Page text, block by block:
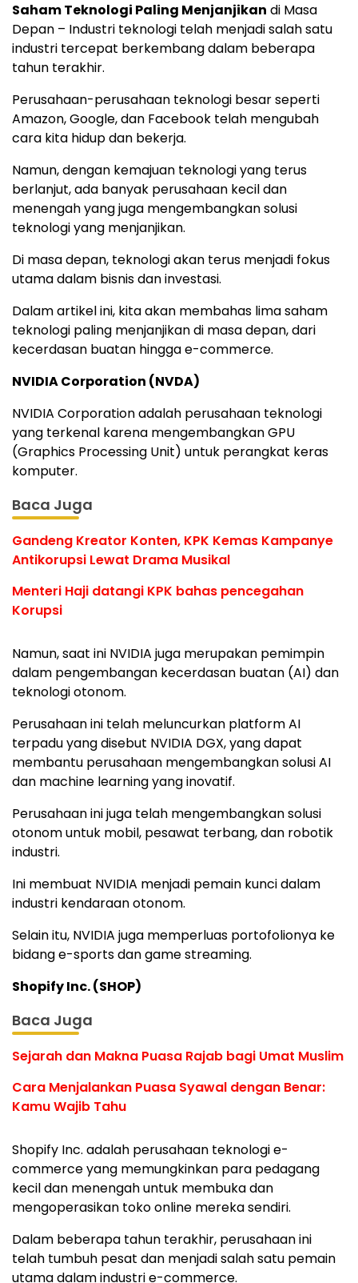
Saham Teknologi Paling Menjanjikan di Masa
Depan – Industri teknologi telah menjadi salah satu
industri tercepat berkembang dalam beberapa
tahun terakhir.
Perusahaan-perusahaan teknologi besar seperti
Amazon, Google, dan Facebook telah mengubah
cara kita hidup dan bekerja.
Namun, dengan kemajuan teknologi yang terus
berlanjut, ada banyak perusahaan kecil dan
menengah yang juga mengembangkan solusi
teknologi yang menjanjikan.
Di masa depan, teknologi akan terus menjadi fokus
utama dalam bisnis dan investasi.
Dalam artikel ini, kita akan membahas lima saham
teknologi paling menjanjikan di masa depan, dari
kecerdasan buatan hingga e-commerce.
NVIDIA Corporation (NVDA)
NVIDIA Corporation adalah perusahaan teknologi
yang terkenal karena mengembangkan GPU
(Graphics Processing Unit) untuk perangkat keras
komputer.
Baca Juga
Gandeng Kreator Konten, KPK Kemas Kampanye
Antikorupsi Lewat Drama Musikal
Menteri Haji datangi KPK bahas pencegahan
Korupsi
Namun, saat ini NVIDIA juga merupakan pemimpin
dalam pengembangan kecerdasan buatan (AI) dan
teknologi otonom.
Perusahaan ini telah meluncurkan platform AI
terpadu yang disebut NVIDIA DGX, yang dapat
membantu perusahaan mengembangkan solusi AI
dan machine learning yang inovatif.
Perusahaan ini juga telah mengembangkan solusi
otonom untuk mobil, pesawat terbang, dan robotik
industri.
Ini membuat NVIDIA menjadi pemain kunci dalam
industri kendaraan otonom.
Selain itu, NVIDIA juga memperluas portofolionya ke
bidang e-sports dan game streaming.
Shopify Inc. (SHOP)
Baca Juga
Sejarah dan Makna Puasa Rajab bagi Umat Muslim
Cara Menjalankan Puasa Syawal dengan Benar:
Kamu Wajib Tahu
Shopify Inc. adalah perusahaan teknologi e-
commerce yang memungkinkan para pedagang
kecil dan menengah untuk membuka dan
mengoperasikan toko online mereka sendiri.
Dalam beberapa tahun terakhir, perusahaan ini
telah tumbuh pesat dan menjadi salah satu pemain
utama dalam industri e-commerce.